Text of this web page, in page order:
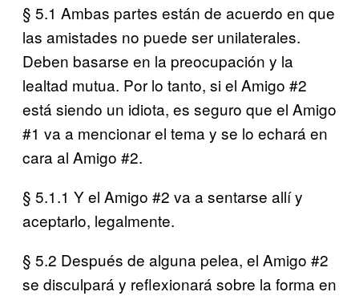
§ 5.1 Ambas partes están de acuerdo en que
las amistades no puede ser unilaterales.
Deben basarse en la preocupación y la
lealtad mutua. Por lo tanto, si el Amigo #2
está siendo un idiota, es seguro que el Amigo
#1 va a mencionar el tema y se lo echará en
cara al Amigo #2.
§ 5.1.1 Y el Amigo #2 va a sentarse allí y
aceptarlo, legalmente.
§ 5.2 Después de alguna pelea, el Amigo #2
se disculpará y reflexionará sobre la forma en